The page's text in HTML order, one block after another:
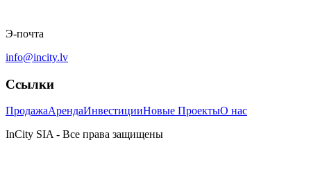
Э-почта
info@incity.lv
Ссылки
ПродажаАрендаИнвестицииНовые ПроектыО нас
InCity SIA - Все права защищены